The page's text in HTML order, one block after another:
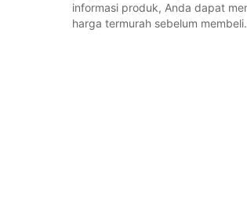
informasi produk, Anda dapat
harga termurah sebelum membeli.